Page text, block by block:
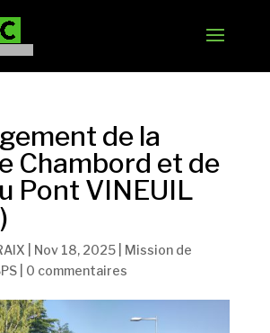
de la
Chambord et de
Pont VINEUIL
Nov 18, 2025| Mission de
| 0 commentaires